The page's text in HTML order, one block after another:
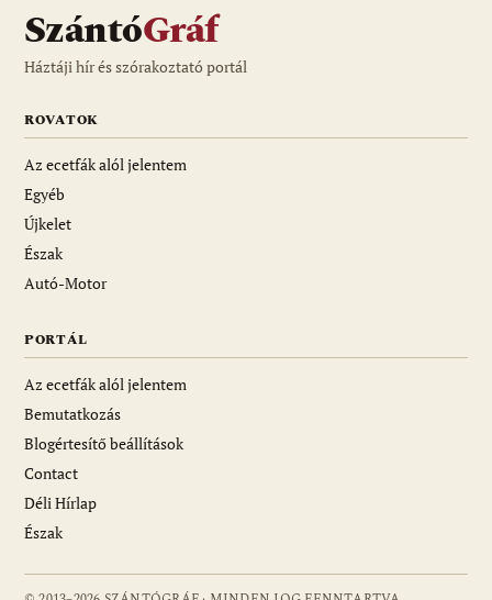
SzántóGráf
Háztáji hír és szórakoztató portál
ROVATOK
Az ecetfák alól jelentem
Egyéb
Újkelet
Észak
Autó-Motor
PORTÁL
Az ecetfák alól jelentem
Bemutatkozás
Blogértesítő beállítások
Contact
Déli Hírlap
Észak